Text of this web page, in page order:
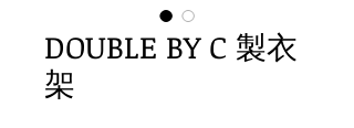
DOUBLE BY C 製衣
架